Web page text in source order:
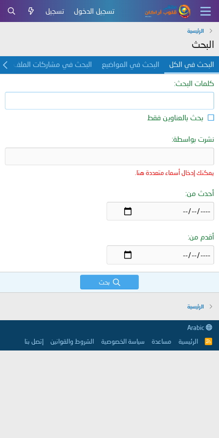
تسجيل الدخول تسجيل
الرئيسية
البحث
البحث في الكل البحث في المواضيع البحث في مشاركات الملف
كلمات البحث
بحث بالعناوين فقط
نشرت بواسطة
يمكنك إدخال أسماء متعددة هنا.
أحدث من
أقدم من
بحث
الرئيسية
R
الرئيسية مساعدة سياسة الخصوصية الشروط والقوانين إتصل بنا